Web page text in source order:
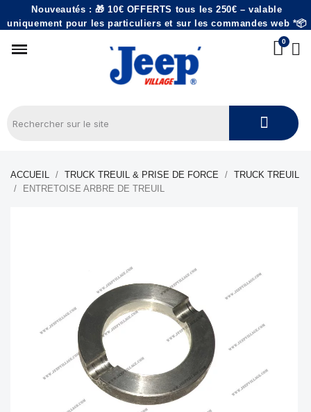
Nouveautés : 🎁 10€ OFFERTS tous les 250€ – valable
uniquement pour les particuliers et sur les commandes web *📦
ACCUEIL TRUCK TREUIL & PRISE DE FORCE
TRUCK TREUIL
ENTRETOISE ARBRE DE TREUIL